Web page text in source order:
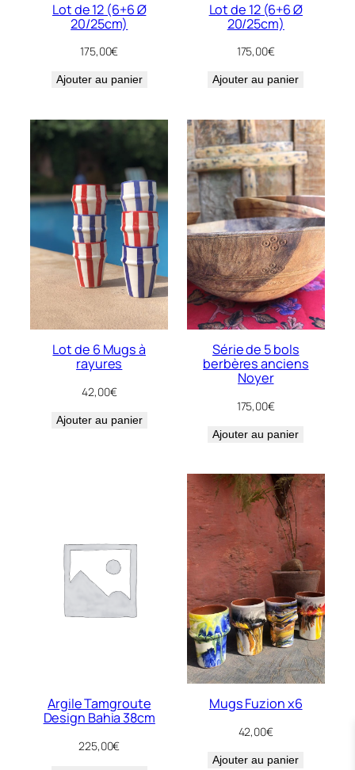
Lot de 12 (6+6 Ø
20/25cm)
175,00€
Ajouter au panier
Lot de 12 (6+6 Ø
20/25cm)
175,00€
Ajouter au panier
Lot de 6 Mugs à
rayures
42,00€
Ajouter au panier
Série de 5 bols
berbères anciens
Noyer
175,00€
Ajouter au panier
Argile Tamgroute
Design Bahia 38cm
225,00€
Mugs Fuzion x6
42,00€
Ajouter au panier